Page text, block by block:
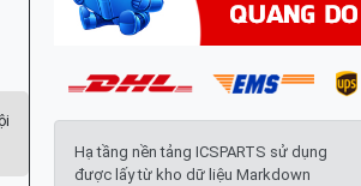
Hạ tầng nền tảng ICSPARTS sử dụng
được lấy từ kho dữ liệu Markdown